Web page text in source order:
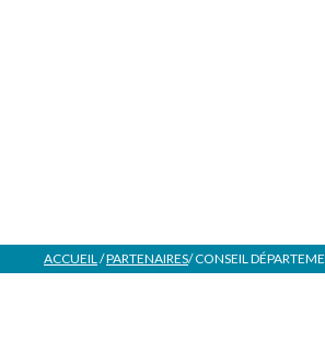
ACCUEIL/PARTENAIRES/CONSEIL